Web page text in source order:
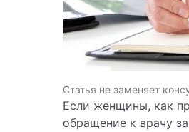
Статья не заменяет
Если женщины, как
обращение к врачу